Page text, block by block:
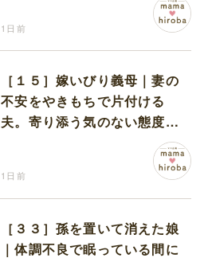
1日前
［１５］嫁いびり義母｜妻の
不安をやきもちで片付ける
夫。寄り添う気のない態度に
1日前
［３３］孫を置いて消えた娘
｜体調不良で眠っている間に